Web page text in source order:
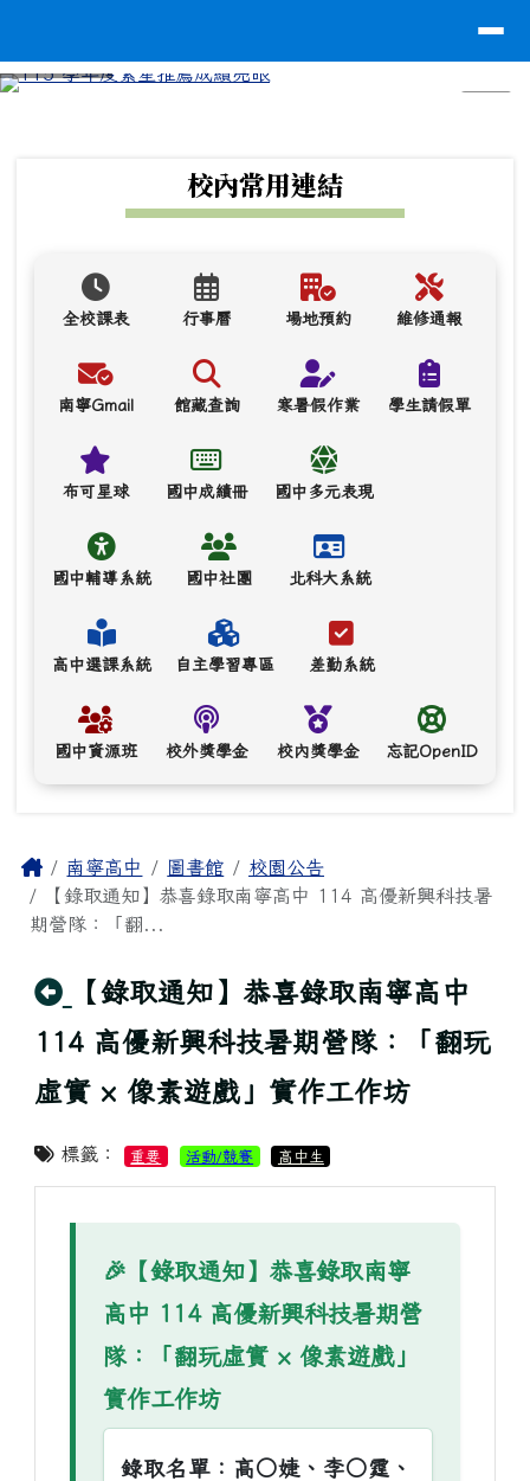
校內常用連結
全校課表 行事曆 場地預約 維修通報
南寧Gmail 館藏查詢 寒暑假作業 學生請假單
布可星球 國中成績冊 國中多元表現
國中輔導系統 國中社團 北科大系統
高中選課系統 自主學習專區 差勤系統
國中資源班 校外獎學金 校內獎學金 忘記OpenID
主內容區域
Home南寧高中 圖書館
校園公告
【錄取通知】恭喜錄取南寧高中 114 高優新興科技暑
期營隊：「翻...
回上頁
【錄取通知】恭喜錄取南寧高中
114 高優新興科技暑期營隊：「翻玩
虛實 × 像素遊戲」實作工作坊
標籤： 重要 活動/競賽 高中生
🎉【錄取通知】恭喜錄取南寧
高中 114 高優新興科技暑期營
隊：「翻玩虛實 × 像素遊戲」
實作工作坊
錄取名單：高○婕、李○霆、